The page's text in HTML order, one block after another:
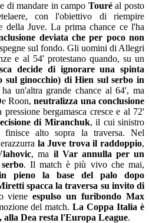
di mandare in campo Touréal posto
con l'obiettivo di riempire
della Juve. La prima chance ce l'ha
deviata che per poco non
sul fondo. Gli uomini di Allegri
e al 54' protestano quando, su un
decide di ignorare una spinta
sul ginocchio) di Hien sul serbo in
un'altra grande chance al 64', ma
Roon,neutralizza una conclusione
pressione bergamasca cresce e al 72'
di Miranchuk, il cui sinistro
alto sopra la traversa. Nel
la Juve trova il raddoppio,
, ma il Var annulla per un
. Il match è più vivo che mai,
pieno la base del palo dopo
spacca la traversa su invito di
vieneespulso un furibondo Max
del match.La Coppa Italia è
alla Dea resta l'Europa League.